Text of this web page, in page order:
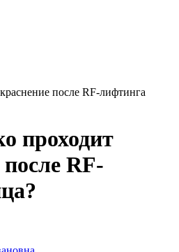
после RF-лифтинга
проходит
RF-